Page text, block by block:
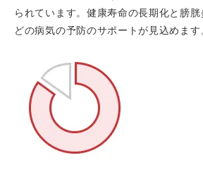
られています。健康寿命の長期化と膀
どの病気の予防のサポートが見込めます